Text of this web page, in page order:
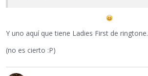
Y uno aquí que tiene Ladies First de ringtone.
(no es cierto :P)